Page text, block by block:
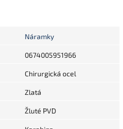
Náramky
0674005951966
Chirurgická ocel
Zlatá
Žluté PVD